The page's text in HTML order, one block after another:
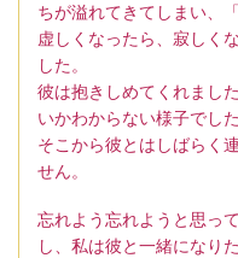
ちが溢れてきてしまい、
虚しくなったら、寂しく
した。
彼は抱きしめてくれまし
いかわからない様子でした
そこから彼とはしばらく
せん。
忘れよう忘れようと思っ
し、私は彼と一緒になり